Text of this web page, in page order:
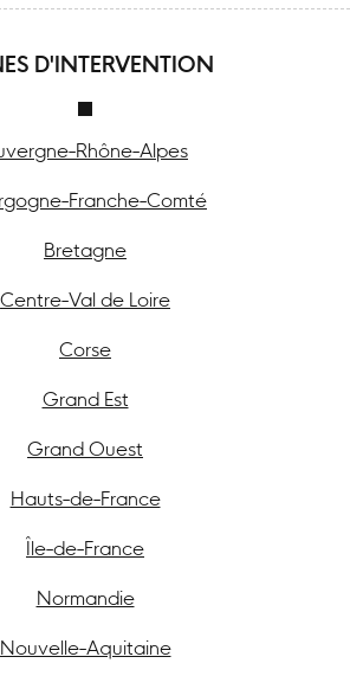
D'INTERVENTION
Rhône-Alpes
Franche-Comté
Bretagne
Centre-Val de Loire
Corse
Grand Est
Grand Ouest
Hauts-de-France
Île-de-France
Normandie
Nouvelle-Aquitaine